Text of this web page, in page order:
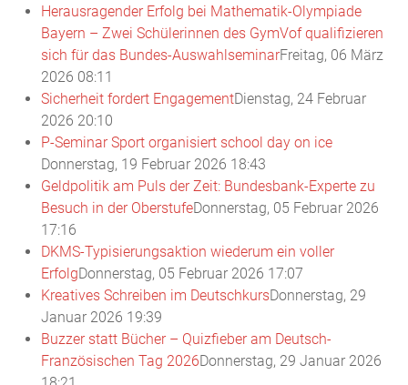
Herausragender Erfolg bei Mathematik-Olympiade
Bayern – Zwei Schülerinnen des GymVof qualifizieren
sich für das Bundes-AuswahlseminarFreitag, 06 März
2026 08:11
Sicherheit fordert EngagementDienstag, 24 Februar
2026 20:10
P-Seminar Sport organisiert school day on ice
Donnerstag, 19 Februar 2026 18:43
Geldpolitik am Puls der Zeit: Bundesbank-Experte zu
Besuch in der OberstufeDonnerstag, 05 Februar 2026
17:16
DKMS-Typisierungsaktion wiederum ein voller
ErfolgDonnerstag, 05 Februar 2026 17:07
Kreatives Schreiben im DeutschkursDonnerstag, 29
Januar 2026 19:39
Buzzer statt Bücher – Quizfieber am Deutsch-
Französischen Tag 2026Donnerstag, 29 Januar 2026